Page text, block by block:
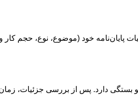
پایان‌نامه خود (موضوع، نوع، حجم کار
بستگی دارد. پس از بررسی جزئیات،